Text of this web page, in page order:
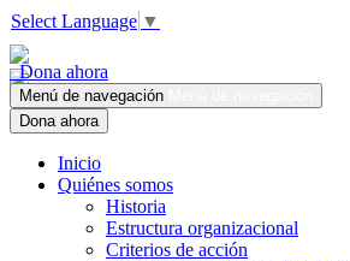
Select Language ▼
Dona ahora
Menú de navegación
Dona ahora
Inicio
Quiénes somos
Historia
Estructura organizacional
Criterios de acción